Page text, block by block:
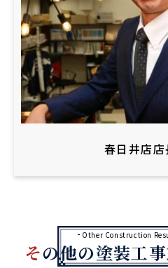
春日井店店
Other Construction
その他の塗装工